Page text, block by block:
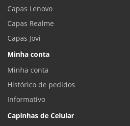
Capas Lenovo
Capas Realme
Capas Jovi
Minha conta
Minha conta
Histórico de pedidos
Informativo
Capinhas de Celular